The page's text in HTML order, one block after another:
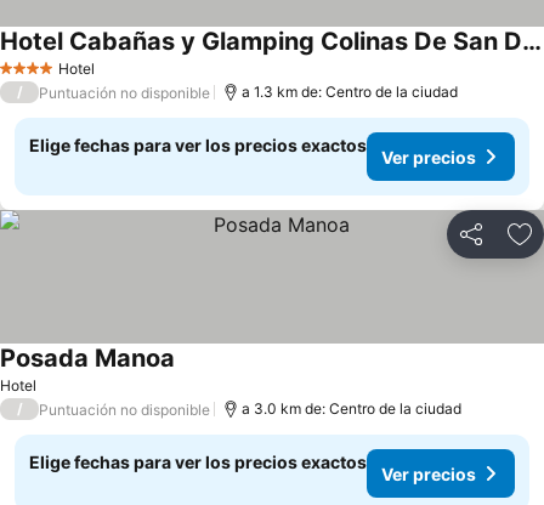
4 EstrellasHotel
Hotel Cabañas y Glamping Colinas De San Diego
Ver precios
/ Puntuación no disponible a 1.3 km de: Centro de la ciudad
Elige fechas para ver los precios exactos
Ver precios
Compartir
Hotel
Posada Manoa
/ Puntuación no disponible a 3.0 km de: Centro de la ciudad
Elige fechas para ver los precios exactos
Ver precios